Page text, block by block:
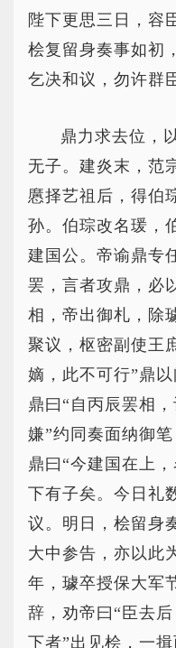
陛下更思三日，容
桧复留身奏事如初
乞决和议，勿许群
鼎力求去位，
无子。建炎末，范
懬择艺祖后，得伯
孙。伯琮改名瑗，
建国公。帝谕鼎专
罢，言者攻鼎，必
相，帝出御札，除
聚议，枢密副使王
嫡，此不可行”鼎
鼎曰“自丙辰罢相
嫌”约同奏面纳御
鼎曰“今建国在上
下有子矣。今日礼
议。明日，桧留身
大中参告，亦以此
年，璩卒授保大军
辞，劝帝曰“臣去
下者”出见桧，一揖